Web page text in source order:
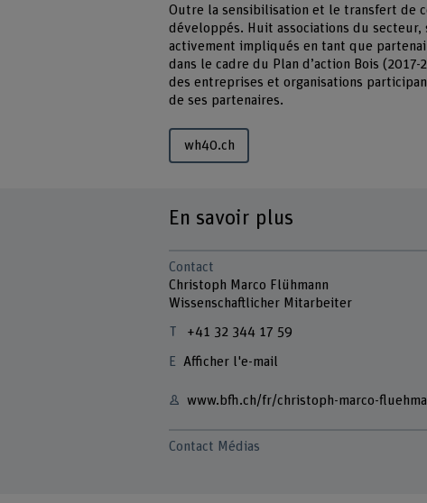
Outre la sensibilisation et le transfert de
développés. Huit associations du
activement impliqués en tant que
dans le cadre du Plan d’action Bois
des entreprises et organisations
de ses partenaires.
wh40.ch
En savoir plus
Contact
Christoph Marco Flühmann
Wissenschaftlicher Mitarbeiter
+41 32 344 17 59
Afficher l'e-mail
www.bfh.ch/fr/christoph-marco-
Contact Médias